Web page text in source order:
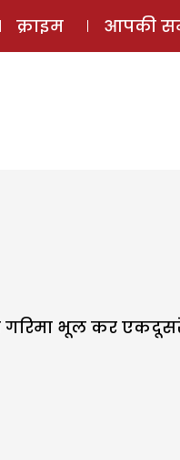
स्टोरी लॉग इन
क्राइम आपकी
गरिमा भूल कर